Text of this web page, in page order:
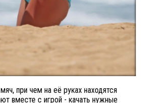
при чем на её руках находятся
вместе с игрой - качать нужные